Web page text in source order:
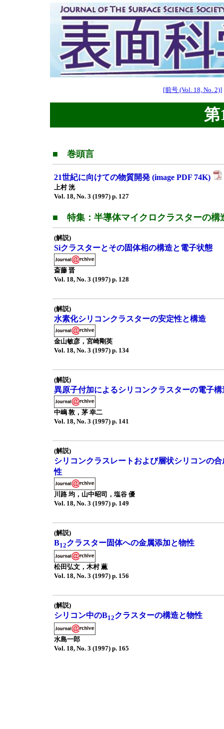
[前号 (Vol. 18, No. 2)]
第
■ 巻頭言
21世紀に向けての物質開発 (image PDF 74K)
上村 洸
Vol. 18, No. 3 (1997) p. 127
■ 特集：半導体マイクロクラスターの構
(解説)
Siクラスターとその固体相の構造と電子状態
斎藤 晋
Vol. 18, No. 3 (1997) p. 128
(解説)
水素化シリコンクラスターの安定性と構造
金山敏彦，宮崎剛英
Vol. 18, No. 3 (1997) p. 134
(解説)
異原子付加によるシリコンクラスターの電子構
中嶋 敦，茅 幸二
Vol. 18, No. 3 (1997) p. 141
(解説)
シリコンクラスレートおよび層状シリコンの
性
川路 均，山中昭司，塩谷 優
Vol. 18, No. 3 (1997) p. 149
(解説)
B12クラスター固体への金属添加と物性
松田弘文，木村 薫
Vol. 18, No. 3 (1997) p. 156
(解説)
シリコン中のB12クラスターの構造と物性
水島一郎
Vol. 18, No. 3 (1997) p. 165